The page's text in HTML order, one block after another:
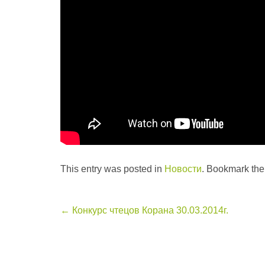
This entry was posted in Новости. Bookmark
Post
← Конкурс чтецов Корана 30.03.2014г.